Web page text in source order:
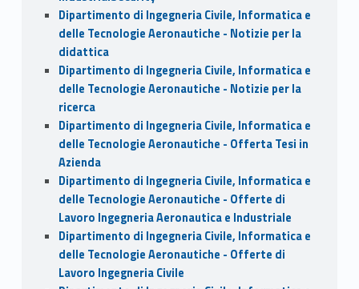
Dipartimento di Ingegneria Civile, Informatica e
delle Tecnologie Aeronautiche - Notizie per la
didattica
Dipartimento di Ingegneria Civile, Informatica e
delle Tecnologie Aeronautiche - Notizie per la
ricerca
Dipartimento di Ingegneria Civile, Informatica e
delle Tecnologie Aeronautiche - Offerta Tesi in
Azienda
Dipartimento di Ingegneria Civile, Informatica e
delle Tecnologie Aeronautiche - Offerte di
Lavoro Ingegneria Aeronautica e Industriale
Dipartimento di Ingegneria Civile, Informatica e
delle Tecnologie Aeronautiche - Offerte di
Lavoro Ingegneria Civile